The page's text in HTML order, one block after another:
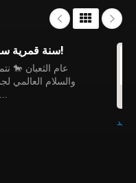
🧨سنة قمرية سعيدة لعام الحصان!
والسلام العالمي